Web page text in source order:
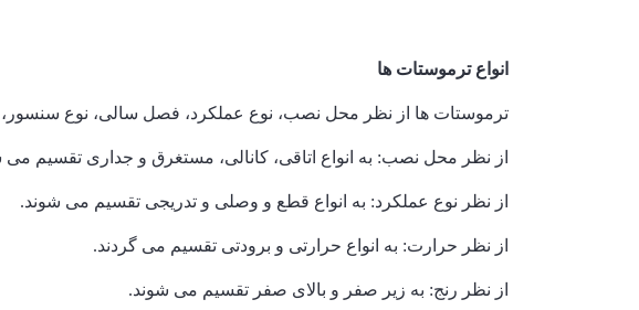
انواع ترموستات ها
ترموستات ها از نظر محل نصب، نوع عملکرد، فصل سالی، نوع سنسور،
از نظر محل نصب: به انواع اتاقی، کانالی، مستغرق و جداری تقسیم می
از نظر نوع عملکرد: به انواع قطع و وصلی و تدریجی تقسیم می شوند.
از نظر حرارت: به انواع حرارتی و برودتی تقسیم می گردند.
از نظر رنج: به زیر صفر و بالای صفر تقسیم می شوند.